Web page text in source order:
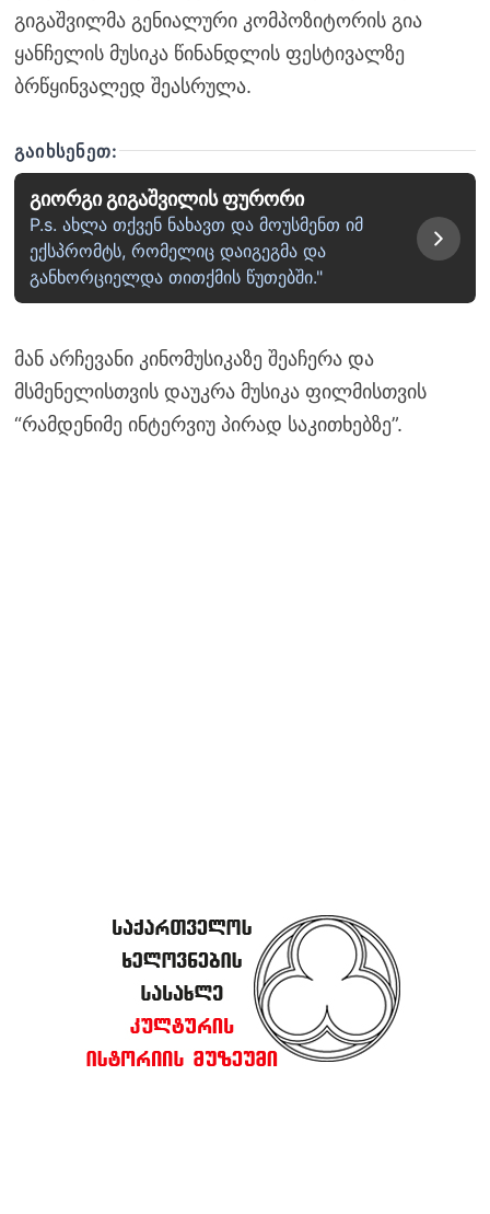
გიგაშვილმა გენიალური კომპოზიტორის გია
ყანჩელის მუსიკა წინანდლის ფესტივალზე
ბრწყინვალედ შეასრულა.
ᲒᲐᲘᲮᲡᲔᲜᲔᲗ:
გიორგი გიგაშვილის ფურორი
P.s. ახლა თქვენ ნახავთ და მოუსმენთ იმ
ექსპრომტს, რომელიც დაიგეგმა და
განხორციელდა თითქმის წუთებში."
მან არჩევანი კინომუსიკაზე შეაჩერა და
მსმენელისთვის დაუკრა მუსიკა ფილმისთვის
“რამდენიმე ინტერვიუ პირად საკითხებზე”.